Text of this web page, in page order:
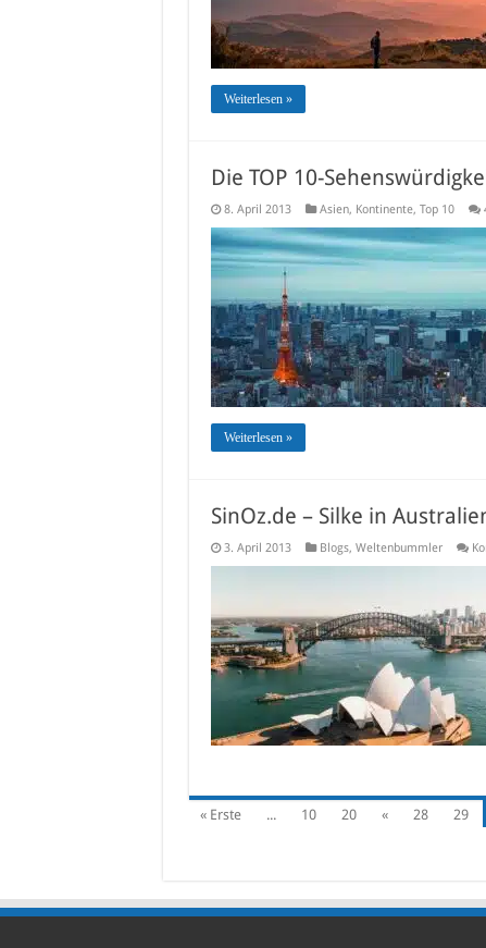
Weiterlesen »
Die TOP 10-
8. April 2013 Asien, Kontinente, Top 10
Weiterlesen »
SinOz.de – Silke in
3. April 2013 Blogs, Weltenbummler
« Erste ... 10 20 « 28 29